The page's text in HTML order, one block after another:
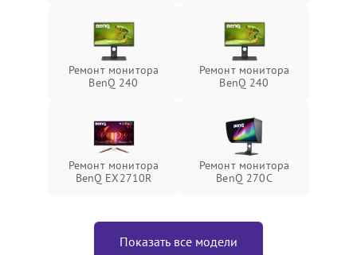
Ремонт монитора
BenQ 240
Ремонт монитора
BenQ 240
Ремонт монитора
BenQ EX2710R
Ремонт монитора
BenQ 270C
Показать все модели